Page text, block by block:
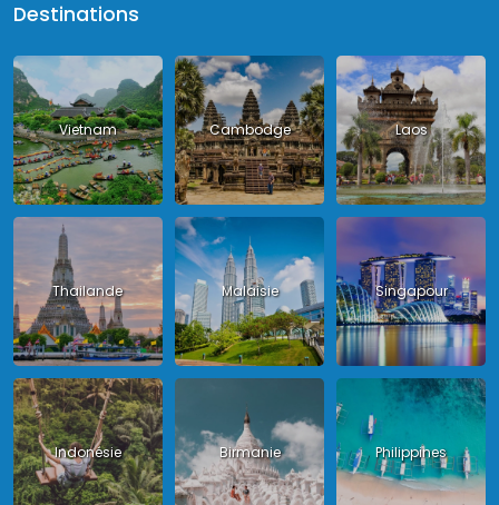
Destinations
Vietnam Cambodge Laos
Thailande Malaisie Singapour
Indonésie Birmanie Philippines